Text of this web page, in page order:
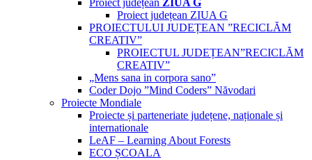
Proiect județean ZIUA G
Proiect județean ZIUA G
PROIECTULUI JUDEȚEAN ”RECICLĂM
CREATIV”
PROIECTUL JUDEȚEAN”RECICLĂM
CREATIV”
„Mens sana in corpora sano”
Coder Dojo ”Mind Coders” Năvodari
Proiecte Mondiale
Proiecte și parteneriate județene, naționale și
internationale
LeAF – Learning About Forests
ECO ȘCOALA